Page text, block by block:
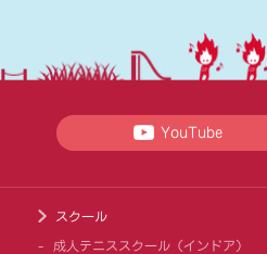
YouTube
スクール
成人テニススクール（インドア）